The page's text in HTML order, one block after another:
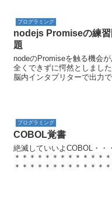
ィングする。title = 'Tour...
プログラミング
nodejs Promiseの練習
題
nodeのPromiseを触る機会が
全くできずに愕然としました
脳内インタプリターで出力
持さ...
プログラミング
COBOL覚書
絶滅していいよCOBOL・・
＊＊＊＊＊＊＊＊＊＊＊＊＊
＊＊＊＊＊＊＊＊＊＊＊＊＊